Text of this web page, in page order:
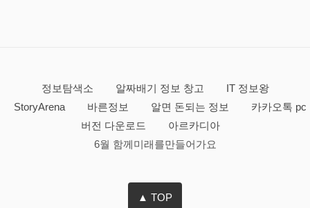
정보탐색소 알짜배기 정보 창고
IT 정보왕
StoryArena
바른정보 알면 돈되는 정보
카카오톡 pc
버전 다운로드
아르카디아
6월 함께미래를만들어가요
▲ TOP